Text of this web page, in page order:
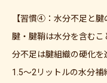
【習慣④：水分不足と腱
腱・腱鞘は水分を含むこ
分不足は腱組織の硬化を
1.5〜2リットルの水分補